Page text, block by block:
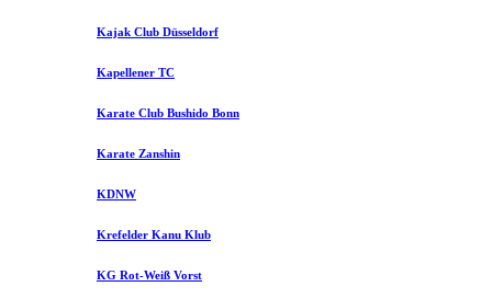
Kajak Club Düsseldorf
Kapellener TC
Karate Club Bushido Bonn
Karate Zanshin
KDNW
Krefelder Kanu Klub
KG Rot-Weiß Vorst